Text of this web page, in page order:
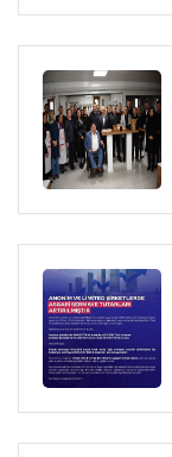
ÜYELER
MEVZUAT
GALERI
İLETIŞIM